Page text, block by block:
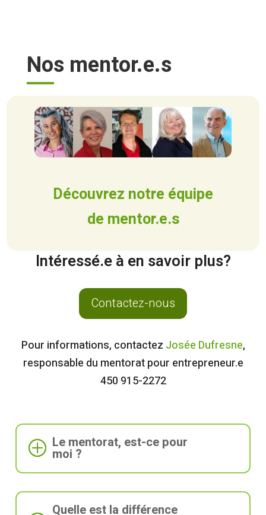
Nos mentor.e.s
Découvrez notre équipe
de mentor.e.s
Intéressé.e à en savoir plus?
Contactez-nous
Pour informations, contactez Josée Dufresne,
responsable du mentorat pour entrepreneur.e
450 915-2272
Le mentorat, est-ce pour
moi ?
Quelle est la différence